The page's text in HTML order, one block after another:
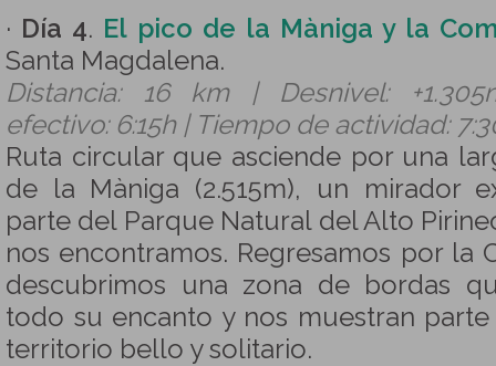
· Día 4. El pico de la Màniga y la
Santa Magdalena.
Distancia: 16 km | Desnivel:
efectivo: 6:15h | Tiempo de actividad:
Ruta circular que asciende por una
de la Màniga (2.515m), un mirador
parte del Parque Natural del Alto
nos encontramos. Regresamos por la
descubrimos una zona de bordas
todo su encanto y nos muestran
territorio bello y solitario.